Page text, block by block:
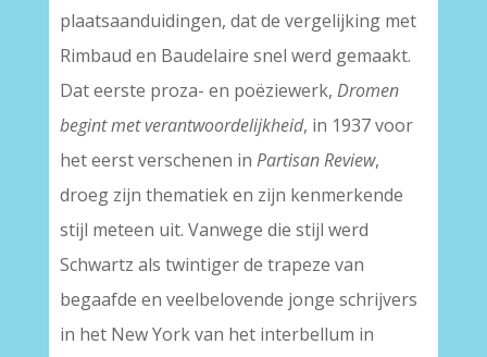
plaatsaanduidingen, dat de vergelijking met
Rimbaud en Baudelaire snel werd gemaakt.
Dat eerste proza- en poëziewerk, Dromen
begint met verantwoordelijkheid, in 1937 voor
het eerst verschenen in Partisan Review,
droeg zijn thematiek en zijn kenmerkende
stijl meteen uit. Vanwege die stijl werd
Schwartz als twintiger de trapeze van
begaafde en veelbelovende jonge schrijvers
in het New York van het interbellum in